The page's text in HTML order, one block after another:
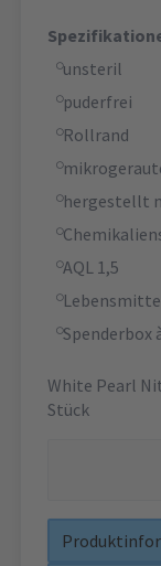
unsteril
puderfrei
Rollrand
hergestellt
AQL 1,5
Spenderbox
White Pearl
Stück